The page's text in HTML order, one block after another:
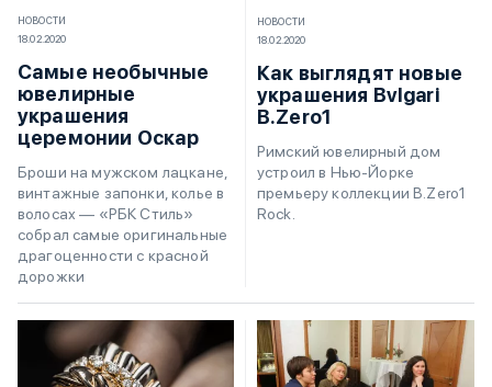
НОВОСТИ
18.02.2020
Самые необычные
ювелирные
украшения
церемонии Оскар
Броши на мужском лацкане,
винтажные запонки, колье в
волосах — «РБК Стиль»
собрал самые оригинальные
драгоценности с красной
дорожки
НОВОСТИ
18.02.2020
Как выглядят новые
украшения Bvlgari
B.Zero1
Римский ювелирный дом
устроил в Нью-Йорке
премьеру коллекции B.Zero1
Rock.